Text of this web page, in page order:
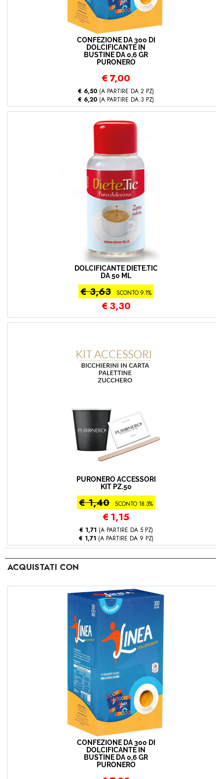
CONFEZIONE DA 300 DI
DOLCIFICANTE IN
BUSTINE DA 0,6 GR
PURONERO
€ 7,00
€ 6,50 (A PARTIRE DA 2 PZ)
€ 6,20 (A PARTIRE DA 3 PZ)
DOLCIFICANTE DIETE.TIC
DA 50 ML
€ 3,63 SCONTO 9.1%
€ 3,30
PURONERO ACCESSORI
KIT PZ.50
€ 1,40 SCONTO 18.3%
€ 1,15
€ 1,71 (A PARTIRE DA 5 PZ)
€ 1,71 (A PARTIRE DA 9 PZ)
ACQUISTATI CON
CONFEZIONE DA 300 DI
DOLCIFICANTE IN
BUSTINE DA 0,6 GR
PURONERO